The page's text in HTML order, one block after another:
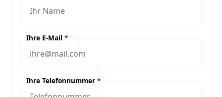
Ihre E-Mail*
Ihre Telefonnummer*